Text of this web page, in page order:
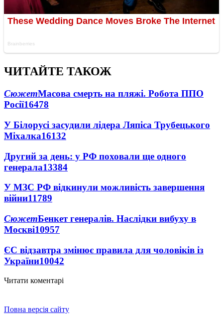
ЧИТАЙТЕ ТАКОЖ
СюжетМасова смерть на пляжі. Робота ППО
Росії16478
У Білорусі засудили лідера Ляпіса Трубецького
Міхалка16132
Другий за день: у РФ поховали ще одного
генерала13384
У МЗС РФ відкинули можливість завершення
війни11789
СюжетБенкет генералів. Наслідки вибуху в
Москві10957
ЄС відзавтра змінює правила для чоловіків із
України10042
Читати коментарі
Повна версія сайту